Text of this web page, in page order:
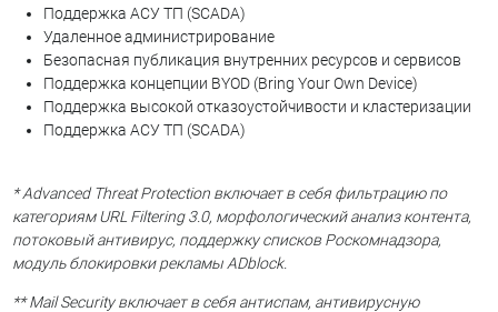
Поддержка АСУ ТП (SCADA)
Удаленное администрирование
Безопасная публикация внутренних ресурсов и сервисов
Поддержка концепции BYOD (Bring Your Own Device)
Поддержка высокой отказоустойчивости и кластеризации
Поддержка АСУ ТП (SCADA)
* Advanced Threat Protection включает в себя фильтрацию по
категориям URL Filtering 3.0, морфологический анализ контента,
потоковый антивирус, поддержку списков Роскомнадзора,
модуль блокировки рекламы ADblock.
** Mail Security включает в себя антиспам, антивирусную